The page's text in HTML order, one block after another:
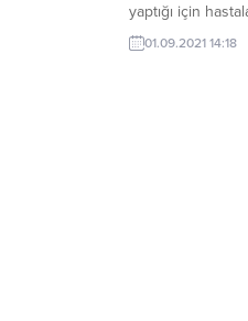
yaptığı için
İngiliz müzisyen
Marcus Birks,
01.09.2021 14:18